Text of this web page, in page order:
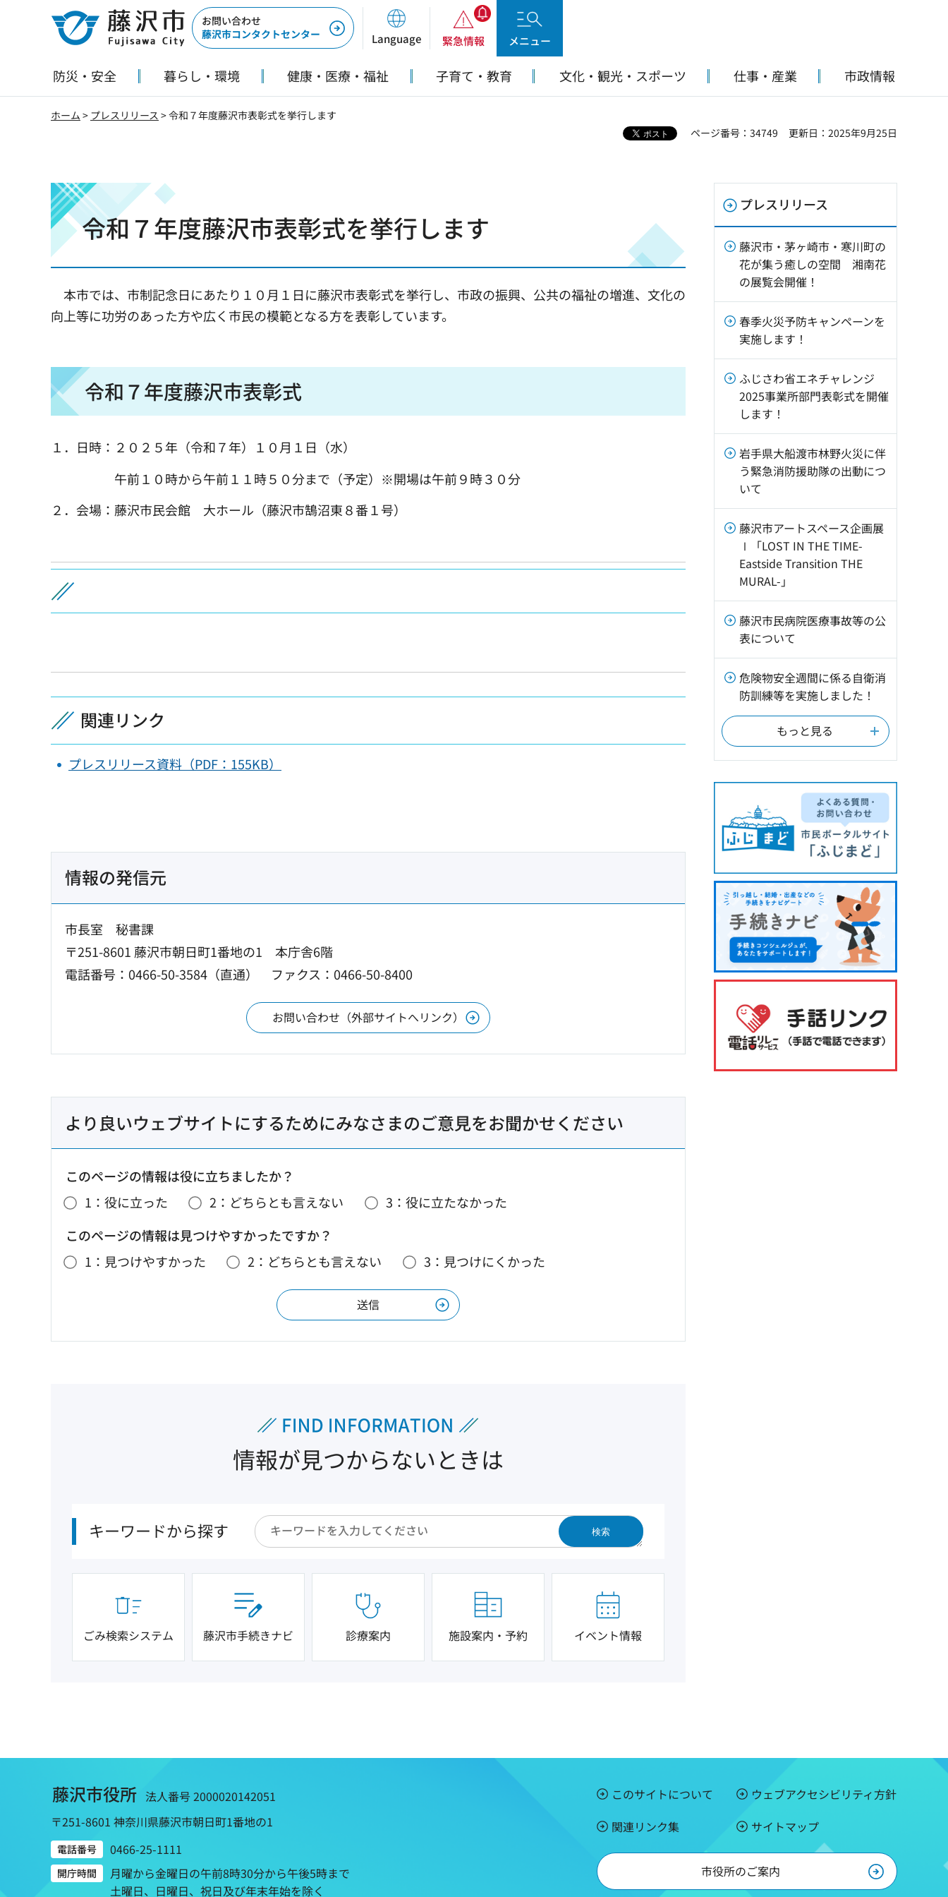
藤沢市
お問い合わせ
藤沢市コンタクトセンター
Language 緊急情報 メニュー
防災・安全 暮らし・環境 健康・医療・福祉 子育て・教育 文化・観光・スポーツ 仕事・産業 市政情報
ホーム > プレスリリース > 令和７年度藤沢市表彰式を挙行します
ページ番号：34749
更新日：2025年9月25日
令和７年度藤沢市表彰式を挙行します
本市では、市制記念日にあたり１０月１日に藤沢市表彰式を挙行し、市政の振興、公共の福祉の増進、文化の
向上等に功労のあった方や広く市民の模範となる方を表彰しています。
令和７年度藤沢市表彰式
１．日時：２０２５年（令和７年）１０月１日（水）
午前１０時から午前１１時５０分まで（予定）※開場は午前９時３０分
２．会場：藤沢市民会館 大ホール（藤沢市鵠沼東８番１号）
関連リンク
プレスリリース資料（PDF：155KB）
情報の発信元
市長室 秘書課
〒251-8601 藤沢市朝日町1番地の1 本庁舎6階
電話番号：0466-50-3584（直通）
ファクス：0466-50-8400
お問い合わせ（外部サイトへリンク）
より良いウェブサイトにするためにみなさまのご意見をお聞かせください
このページの情報は役に立ちましたか？
1：役に立った
2：どちらとも言えない
3：役に立たなかった
このページの情報は見つけやすかったですか？
1：見つけやすかった
2：どちらとも言えない 3：見つけにくかった
情報が見つからないときは
キーワードから探す 検索
ごみ検索システム 藤沢市手続きナビ 診療案内 施設案内・予約 イベント情報
プレスリリース
藤沢市・茅ヶ崎市・寒川町の
花が集う癒しの空間 湘南花
の展覧会開催！
春季火災予防キャンペーンを
実施します！
ふじさわ省エネチャレンジ
2025事業所部門表彰式を開催
します！
岩手県大船渡市林野火災に伴
う緊急消防援助隊の出動につ
いて
藤沢市アートスペース企画展
Ⅰ「LOST IN THE TIME-
Eastside Transition THE
MURAL-」
藤沢市民病院医療事故等の公
表について
危険物安全週間に係る自衛消
防訓練等を実施しました！
もっと見る
藤沢市役所 法人番号 2000020142051
〒251-8601 神奈川県藤沢市朝日町1番地の1
電話番号 0466-25-1111
開庁時間
月曜から金曜日の午前8時30分から午後5時まで
土曜日、日曜日、祝日及び年末年始を除く
このサイトについて
ウェブアクセシビリティ方針
関連リンク集
サイトマップ
市役所のご案内